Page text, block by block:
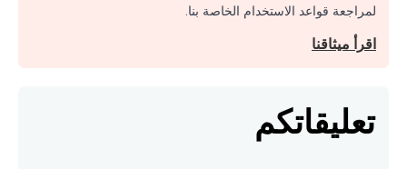
لمراجعة قواعد الاستخدام الخاصة بنا.
اقرأ ميثاقنا
تعليقاتكم